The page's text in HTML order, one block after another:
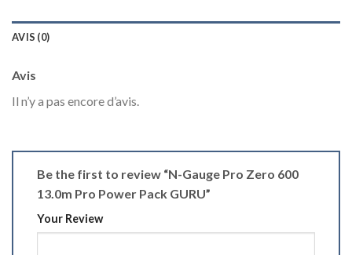
AVIS (0)
Avis
Il n’y a pas encore d’avis.
Be the first to review “N-Gauge Pro Zero 600
13.0m Pro Power Pack GURU”
Your Review